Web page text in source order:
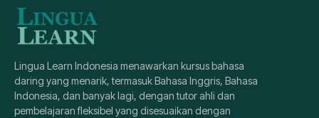
Lingua Learn Indonesia menawarkan kursus bahasa
daring yang menarik, termasuk Bahasa Inggris, Bahasa
Indonesia, dan banyak lagi, dengan tutor ahli dan
pembelajaran fleksibel yang disesuaikan dengan